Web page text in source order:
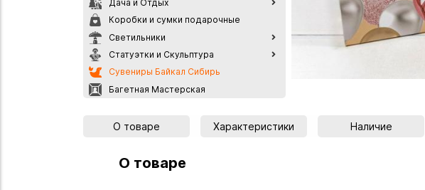
Дача и Отдых
Коробки и сумки подарочные
Светильники
Статуэтки и Скульптура
Сувениры Байкал Сибирь
Багетная Мастерская
О товаре Характеристики Наличие
О товаре